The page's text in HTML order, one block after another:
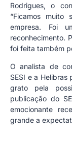
Rodrigues, o
“Ficamos
empresa. Foi
reconhecimento.
foi feita também
O analista de
SESI e a Helibras
grato pela
publicação do
emocionante
grande a